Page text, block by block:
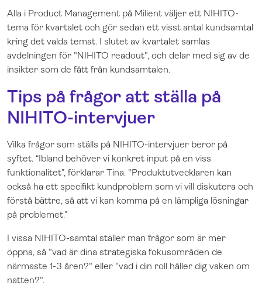
Alla i Product Management på Milient väljer ett NIHITO-
tema för kvartalet och gör sedan ett visst antal kundsamtal
kring det valda temat. I slutet av kvartalet samlas
avdelningen för "NIHITO readout", och delar med sig av de
insikter som de fått från kundsamtalen.
Tips på frågor att ställa på
NIHITO-intervjuer
Vilka frågor som ställs på NIHITO-intervjuer beror på
syftet. “Ibland behöver vi konkret input på en viss
funktionalitet”, förklarar Tina. "Produktutvecklaren kan
också ha ett specifikt kundproblem som vi vill diskutera och
förstå bättre, så att vi kan komma på en lämpliga lösningar
på problemet.”
I vissa NIHITO-samtal ställer man frågor som är mer
öppna, så "vad är dina strategiska fokusområden de
närmaste 1-3 åren?" eller "vad i din roll håller dig vaken om
natten?".